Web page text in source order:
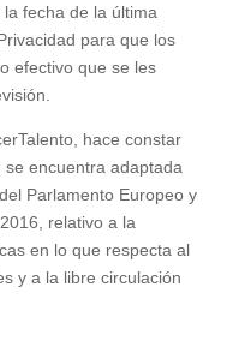
fecha de la última
para que los
efectivo que se les
hace constar
encuentra adaptada
Parlamento Europeo y
relativo a la
en lo que respecta al
y a la libre circulación